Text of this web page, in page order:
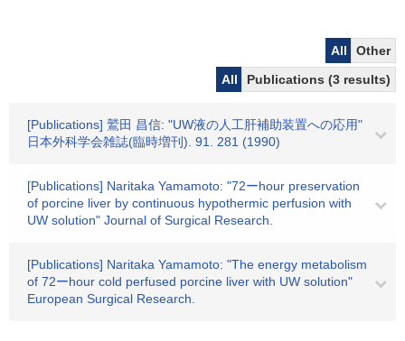
All
Other
All
Publications (3 results)
[Publications] 鷲田 昌信: "UW液の人工肝補助装置への応用"
日本外科学会雑誌(臨時増刊). 91. 281 (1990)
[Publications] Naritaka Yamamoto: "72ーhour preservation
of porcine liver by continuous hypothermic perfusion with
UW solution" Journal of Surgical Research.
[Publications] Naritaka Yamamoto: "The energy metabolism
of 72ーhour cold perfused porcine liver with UW solution"
European Surgical Research.